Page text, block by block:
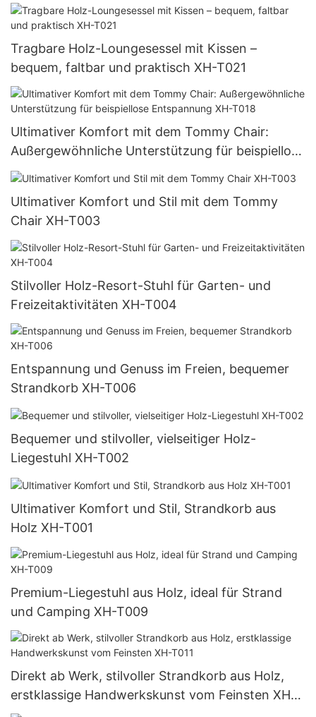
Tragbare Holz-Loungesessel mit Kissen –
bequem, faltbar und praktisch XH-T021
Ultimativer Komfort mit dem Tommy Chair:
Außergewöhnliche Unterstützung für beispiellose
Entspannung XH-T018
Ultimativer Komfort und Stil mit dem Tommy
Chair XH-T003
Stilvoller Holz-Resort-Stuhl für Garten- und
Freizeitaktivitäten XH-T004
Entspannung und Genuss im Freien, bequemer
Strandkorb XH-T006
Bequemer und stilvoller, vielseitiger Holz-
Liegestuhl XH-T002
Ultimativer Komfort und Stil, Strandkorb aus
Holz XH-T001
Premium-Liegestuhl aus Holz, ideal für Strand
und Camping XH-T009
Direkt ab Werk, stilvoller Strandkorb aus Holz,
erstklassige Handwerkskunst vom Feinsten XH-
T011